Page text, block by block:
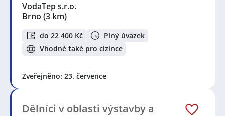
VodaTep s.r.o.
Brno (3 km)
do 22 400 Kč
Plný úvazek
Vhodné také pro cizince
Zveřejněno: 23. července
Dělníci v oblasti výstavby a